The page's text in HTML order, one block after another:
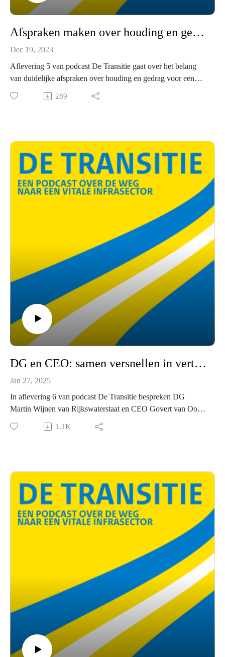
Afspraken maken over houding en gedrag
Dec 19, 2023
Aflevering 5 van podcast De Transitie gaat over het belang
van duidelijke afspraken over houding en gedrag voor een
soepele uitvoering. ‘Verdiep je in elkaar, stel vragen over de
opdracht en grijp de kansen die je krijgt om je rol te spelen.
289
DG en CEO: samen versnellen in vertrouwen
Jan 27, 2025
In aflevering 6 van podcast De Transitie bespreken DG
Martin Wijnen van Rijkswaterstaat en CEO Govert van Oord
van internationaal waterbouwer Van Oord hoe we samen de
vernieuwing van onze infrastructuur kunnen versnellen. ‘De
1.1K